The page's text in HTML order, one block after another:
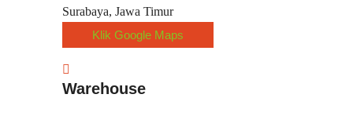
Surabaya, Jawa Timur
Klik Google Maps
Warehouse